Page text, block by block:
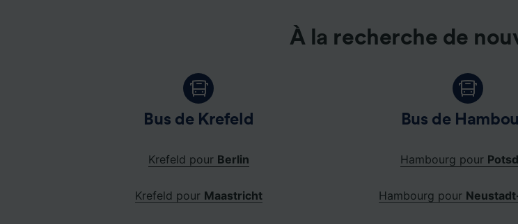
À la recherche de
Bus de Krefeld
Krefeld pour Berlin
Krefeld pour Maastricht
Bus de
Hambourg pour
Hambourg pour